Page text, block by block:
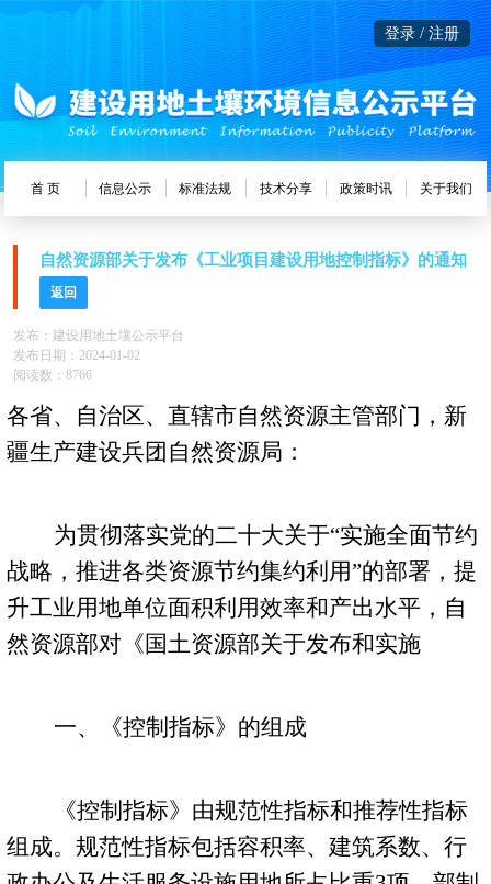
登录 / 注册
首 页 信息公示 标准法规 技术分享 政策时讯 关于我们
自然资源部关于发布《工业项目建设用地控制指标》的通知
返回
发布：建设用地土壤公示平台
发布日期：2024-01-02
阅读数：8766